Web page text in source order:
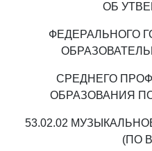
ОБ
ФЕДЕРАЛЬНОГО
СРЕДНЕГО
ОБРАЗОВАНИЯ
53.02.02
(ПО